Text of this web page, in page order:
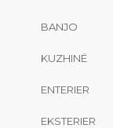
BANJO
KUZHINË
ENTERIER
EKSTERIER